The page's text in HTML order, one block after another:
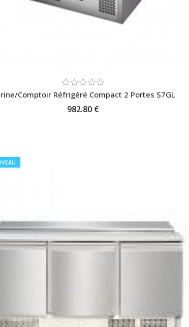
Comptoir Réfrigéré Compact 2 Portes S7GL
982.80 €